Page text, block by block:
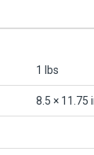
1 lbs
8.5 × 11.75